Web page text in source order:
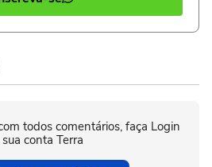
todos comentários, faça Login
conta Terra